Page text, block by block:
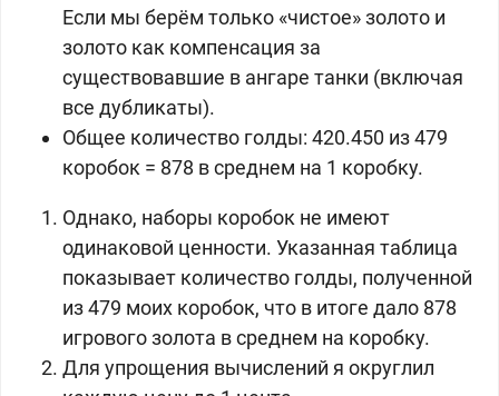
Если мы берём только «чистое» золото и
золото как компенсация за
существовавшие в ангаре танки (включая
все дубликаты).
Общее количество голды: 420.450 из 479
коробок = 878 в среднем на 1 коробку.
Однако, наборы коробок не имеют
одинаковой ценности. Указанная таблица
показывает количество голды, полученной
из 479 моих коробок, что в итоге дало 878
игрового золота в среднем на коробку.
Для упрощения вычислений я округлил